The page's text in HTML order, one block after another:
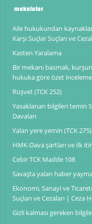
makaleler
Aile hukukundan
Karşı Suçlar Suçları ve
Kasten Yaralama
Bir mekanı basmak,
hukuka göre özet inceleme
Rüşvet (TCK 252)
Yasaklanan bilgileri temin
Davaları
Yalan yere yemin (TCK 275)
HMK-Dava şartları ve ilk
Cebir TCK Madde 108
Savaşta yalan haber
Ekonomi, Sanayi ve
Suçları ve Cezaları | Ceza
Gizli kalması gereken